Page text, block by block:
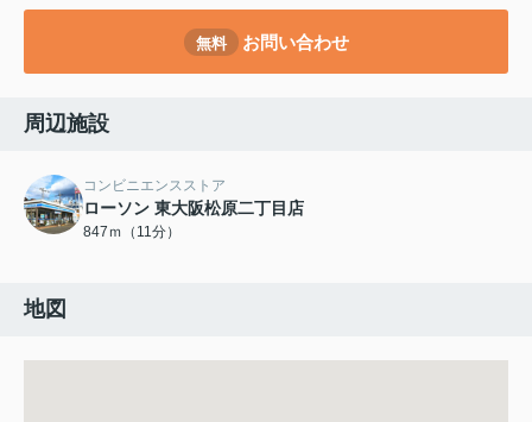
無料 お問い合わせ
周辺施設
コンビニエンスストア
ローソン 東大阪松原二丁目店
847ｍ（11分）
地図